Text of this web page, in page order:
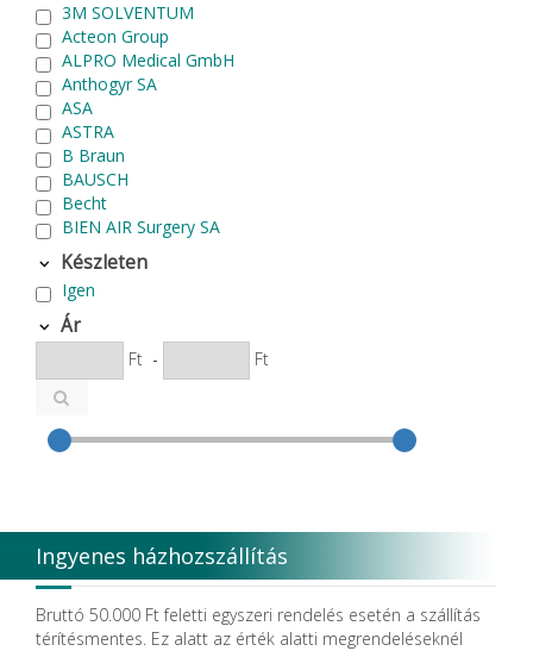
3M SOLVENTUM
Acteon Group
ALPRO Medical GmbH
Anthogyr SA
ASA
ASTRA
B Braun
BAUSCH
Becht
BIEN AIR Surgery SA
Bode Chemie
Cardex
Carlo de Giorgi srl
CATTANI SpA
CAVEX
Cefla S.C.
CEMM Dental High Tech Ltd.
Coxo Medical Instrument Co. Ltd.
Degradable Solutions AG
DELTA RT.
Dendia GmbH
DenMat Holdings, LLC
Dental Film srl.
Készleten
Igen
Ár
Ft - Ft
Ingyenes házhozszállítás
Bruttó 50.000 Ft feletti egyszeri rendelés esetén a szállítás
térítésmentes. Ez alatt az érték alatti megrendeléseknél